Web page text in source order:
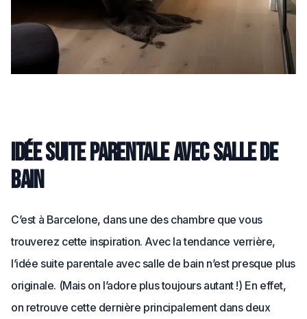
Idée suite parentale avec salle de
bain
C’est à Barcelone, dans une des chambre que vous
trouverez cette inspiration. Avec la tendance verrière,
l’idée suite parentale avec salle de bain n’est presque plus
originale. (Mais on l’adore plus toujours autant !) En effet,
on retrouve cette dernière principalement dans deux